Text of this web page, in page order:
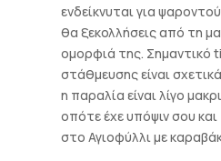
ενδείκνυται για
θα ξεκολλήσεις από τη
ομορφιά της. Σημαντικό
στάθμευσης είναι
η παραλία είναι λίγο
οπότε έχε υπόψιν σου
στο Αγιοφύλλι με